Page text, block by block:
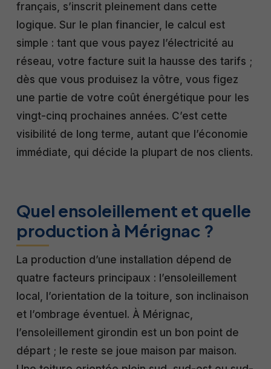
français, s’inscrit pleinement dans cette
logique. Sur le plan financier, le calcul est
simple : tant que vous payez l’électricité au
réseau, votre facture suit la hausse des tarifs ;
dès que vous produisez la vôtre, vous figez
une partie de votre coût énergétique pour les
vingt-cinq prochaines années. C’est cette
visibilité de long terme, autant que l’économie
immédiate, qui décide la plupart de nos clients.
Quel ensoleillement et quelle
production à Mérignac ?
La production d’une installation dépend de
quatre facteurs principaux : l’ensoleillement
local, l’orientation de la toiture, son inclinaison
et l’ombrage éventuel. À Mérignac,
l’ensoleillement girondin est un bon point de
départ ; le reste se joue maison par maison.